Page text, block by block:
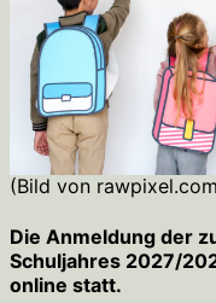
(Bild von
Die Anmeldung der
Schuljahres 2027/
online statt.